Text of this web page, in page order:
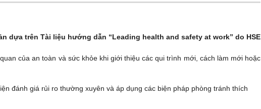
dựa trên Tài liệu hướng dẫn “Leading health and safety at work” do HSE
của an toàn và sức khỏe khi giới thiệu các qui trình mới, cách làm mới hoặc
đánh giá rủi ro thường xuyên và áp dụng các biện pháp phòng tránh thích